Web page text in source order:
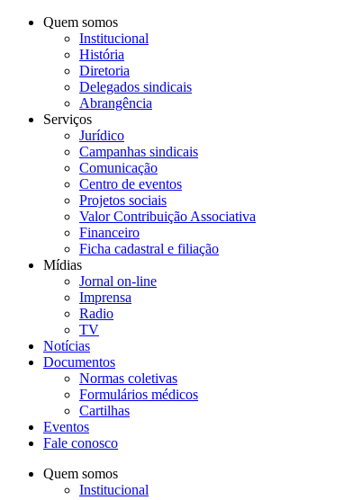
Quem somos
Institucional
História
Diretoria
Delegados sindicais
Abrangência
Serviços
Jurídico
Campanhas sindicais
Comunicação
Centro de eventos
Projetos sociais
Valor Contribuição Associativa
Financeiro
Ficha cadastral e filiação
Mídias
Jornal on-line
Imprensa
Radio
TV
Notícias
Documentos
Normas coletivas
Formulários médicos
Cartilhas
Eventos
Fale conosco
Quem somos
Institucional